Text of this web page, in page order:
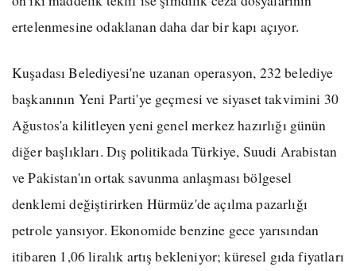
ertelenmesine odaklanan daha dar bir kapı açıyor.
Kuşadası Belediyesi'ne uzanan operasyon, 232 belediye
başkanının Yeni Parti'ye geçmesi ve siyaset takvimini 30
Ağustos'a kilitleyen yeni genel merkez hazırlığı günün
diğer başlıkları. Dış politikada Türkiye, Suudi Arabistan
ve Pakistan'ın ortak savunma anlaşması bölgesel
denklemi değiştirirken Hürmüz'de açılma pazarlığı
petrole yansıyor. Ekonomide benzine gece yarısından
itibaren 1,06 liralık artış bekleniyor; küresel gıda fiyatları